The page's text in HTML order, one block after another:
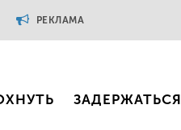
РЕКЛАМА
ЗАДЕРЖАТЬСЯ